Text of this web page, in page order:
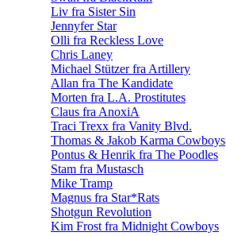
Liv fra Sister Sin
Jennyfer Star
Olli fra Reckless Love
Chris Laney
Michael Stützer fra Artillery
Allan fra The Kandidate
Morten fra L.A. Prostitutes
Claus fra AnoxiA
Traci Trexx fra Vanity Blvd.
Thomas & Jakob Karma Cowboys
Pontus & Henrik fra The Poodles
Stam fra Mustasch
Mike Tramp
Magnus fra Star*Rats
Shotgun Revolution
Kim Frost fra Midnight Cowboys